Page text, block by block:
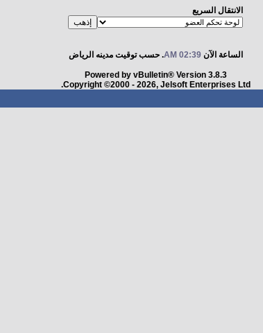
الانتقال السريع
الساعة الآن02:39 AM . حسب توقيت مدينه الرياض
Powered by vBulletin® Version 3.8.3
Copyright ©2000 - 2026, Jelsoft Enterprises Ltd.